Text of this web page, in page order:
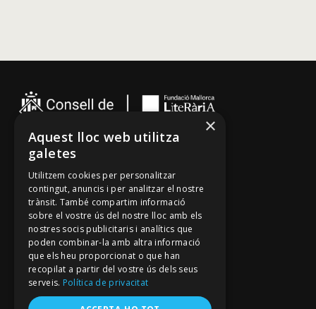
Cançoner
Tradicionari
Arxiu Oral
Contacte
Segueix-nos
Mallorca Oral, un projecte de
Avís legal
×
Aquest lloc web utilitza
galetes
Utilitzem cookies per personalitzar
contingut, anuncis i per analitzar el nostre
trànsit. També compartim informació
sobre el vostre ús del nostre lloc amb els
nostres socis publicitaris i analítics que
poden combinar-la amb altra informació
que els heu proporcionat o que han
recopilat a partir del vostre ús dels seus
serveis. Política de privacitat